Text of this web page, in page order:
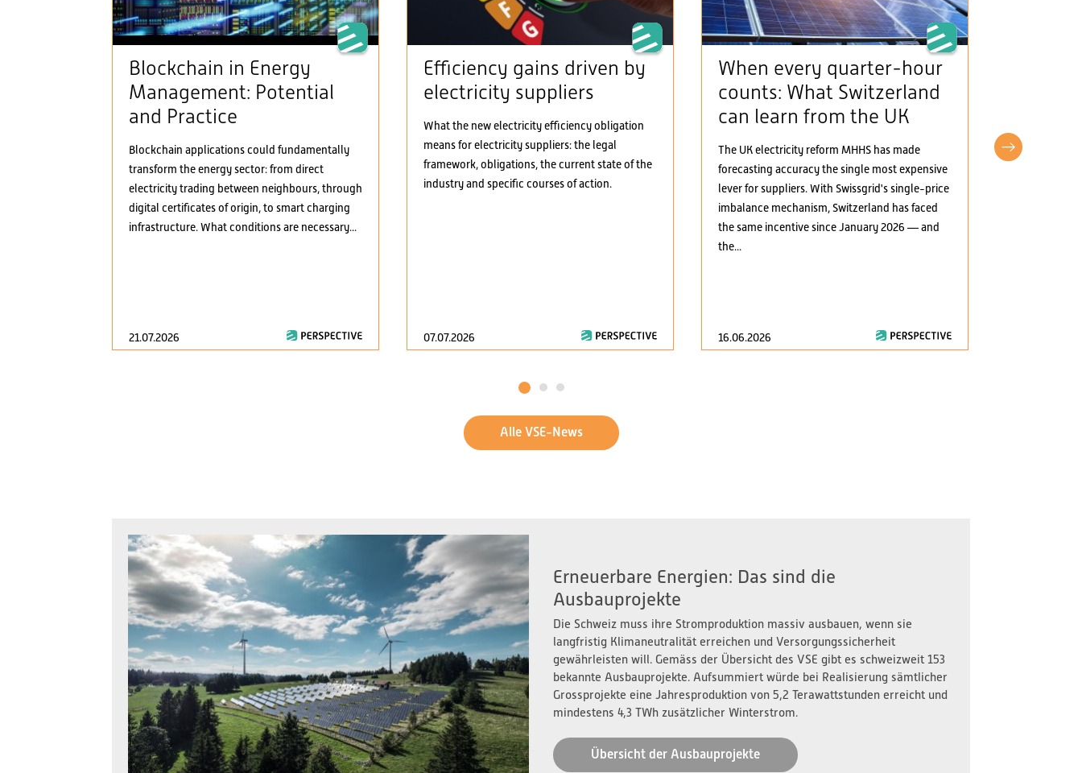
Blockchain in Energy
Management: Potential
and Practice
Blockchain applications could fundamentally
transform the energy sector: from direct
electricity trading between neighbours, through
digital certificates of origin, to smart charging
infrastructure. What conditions are necessary...
21.07.2026
Efficiency gains driven by
electricity suppliers
What the new electricity efficiency obligation
means for electricity suppliers: the legal
framework, obligations, the current state of the
industry and specific courses of action.
07.07.2026
When every quarter-hour
counts: What Switzerland
can learn from the UK
The UK electricity reform MHHS has made
forecasting accuracy the single most expensive
lever for suppliers. With Swissgrid's single-price
imbalance mechanism, Switzerland has faced
the same incentive since January 2026 — and
the...
16.06.2026
1 2 3
Alle VSE-News
Erneuerbare Energien: Das sind die
Ausbauprojekte
Die Schweiz muss ihre Stromproduktion massiv ausbauen, wenn sie
langfristig Klimaneutralität erreichen und Versorgungssicherheit
gewährleisten will. Gemäss der Übersicht des VSE gibt es schweizweit 153
bekannte Ausbauprojekte. Aufsummiert würde bei Realisierung sämtlicher
Grossprojekte eine Jahresproduktion von 5,2 Terawattstunden erreicht und
mindestens 4,3 TWh zusätzlicher Winterstrom.
Übersicht der Ausbauprojekte